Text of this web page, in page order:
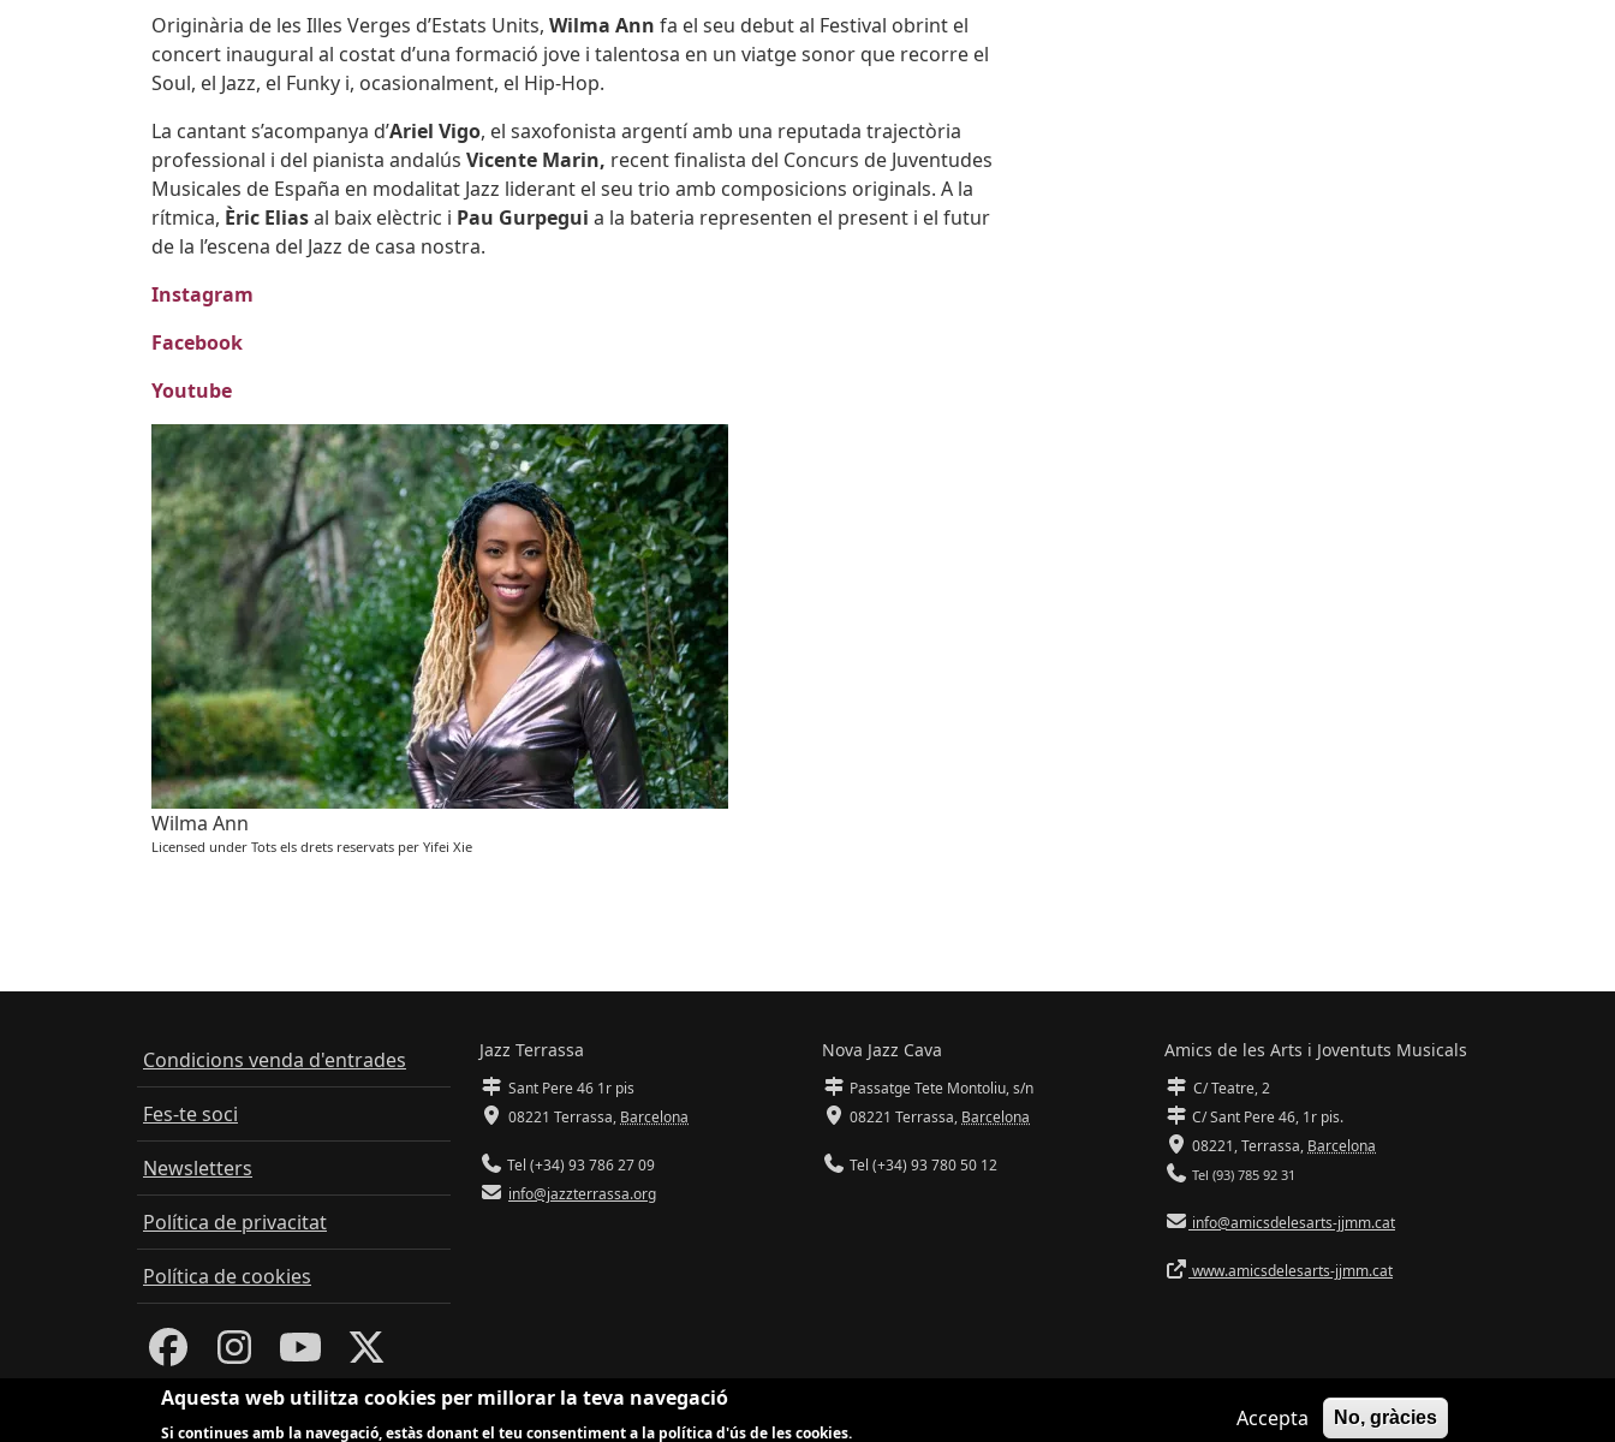
Originària de les Illes Verges d’Estats Units, Wilma Ann fa el seu debut al Festival obrint el
concert inaugural al costat d’una formació jove i talentosa en un viatge sonor que recorre el
Soul, el Jazz, el Funky i, ocasionalment, el Hip-Hop.
La cantant s’acompanya d’Ariel Vigo, el saxofonista argentí amb una reputada trajectòria
professional i del pianista andalús Vicente Marin, recent finalista del Concurs de Juventudes
Musicales de España en modalitat Jazz liderant el seu trio amb composicions originals. A la
rítmica, Èric Eliasal baix elèctric i Pau Gurpegui a la bateria representen el present i el futur
de la l’escena del Jazz de casa nostra.
Instagram
Facebook
Youtube
Imatges
Image
Wilma Ann
Licensed under Tots els drets reservats per Yifei Xie
Condicions venda d'entrades
Fes-te soci
Newsletters
Política de privacitat
Política de cookies
Jazz Terrassa
Sant Pere 46 1r pis
08221 Terrassa, Barcelona
Tel (+34) 93 786 27 09
info@jazzterrassa.org
Nova Jazz Cava
Passatge Tete Montoliu, s/n
08221 Terrassa, Barcelona
Tel (+34) 93 780 50 12
Amics de les Arts i Joventuts Musicals
C/ Teatre, 2
C/ Sant Pere 46, 1r pis.
08221,Terrassa, Barcelona
Tel (93) 785 92 31
info@amicsdelesarts-jjmm.cat
www.amicsdelesarts-jjmm.cat
Drupal perCommunia | Hosting d'
Aquesta web utilitza cookies per millorar la teva navegació
Si continues amb la navegació, estàs donant el teu consentiment a la política d'ús de les cookies.
Accepta No, gràcies